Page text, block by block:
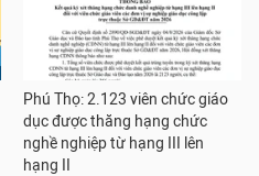
Phú Thọ: 2.123 viên chức giáo
dục được thăng hạng chức
nghề nghiệp từ hạng III lên
hạng II